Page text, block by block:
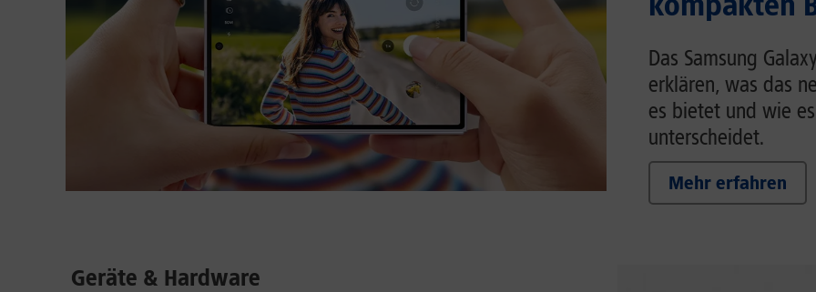
Das Samsung
erklären, was das
es bietet und wie
unterscheidet.
Mehr erfahren
Geräte & Hardware